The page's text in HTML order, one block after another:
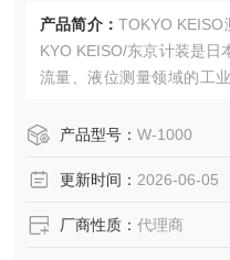
产品简介： TOKYO
KYO KEISO/东京计装‌是日
流量、液位测量领域的工
计、玻璃管流量计、微小
流量计等，同时还有针对
产品型号： W-1000
更新时间： 2026-06-05
厂商性质： 代理商